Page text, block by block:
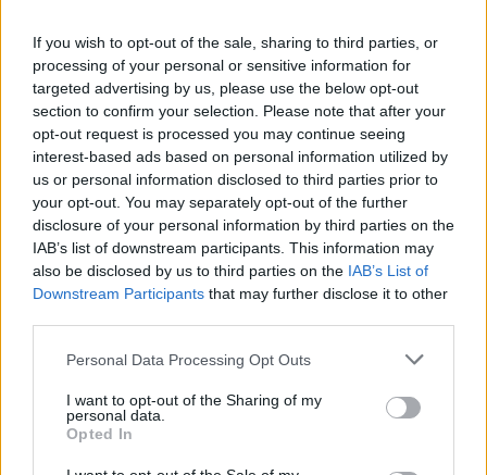
If you wish to opt-out of the sale, sharing to third parties, or
processing of your personal or sensitive information for
targeted advertising by us, please use the below opt-out
section to confirm your selection. Please note that after your
opt-out request is processed you may continue seeing
interest-based ads based on personal information utilized by
us or personal information disclosed to third parties prior to
your opt-out. You may separately opt-out of the further
disclosure of your personal information by third parties on the
IAB’s list of downstream participants. This information may
also be disclosed by us to third parties on the IAB’s List of
Downstream Participants that may further disclose it to other
Please note that this website/app uses one or more Google
not limited to your visit or usage behaviour. You may click to
grant or deny consent to Google and its third-party tags to
use your data for below specified purposes in below Google
consent section.
Personal Data Processing Opt Outs
I want to opt-out of the Sharing of my
personal data.
Opted In
Gold (Terra